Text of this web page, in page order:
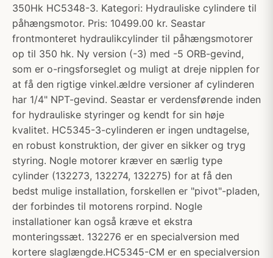
350Hk HC5348-3. Kategori: Hydrauliske cylindere til
påhængsmotor. Pris: 10499.00 kr. Seastar
frontmonteret hydraulikcylinder til påhængsmotorer
op til 350 hk. Ny version (-3) med -5 ORB-gevind,
som er o-ringsforseglet og muligt at dreje nipplen for
at få den rigtige vinkel.ældre versioner af cylinderen
har 1/4" NPT-gevind. Seastar er verdensførende inden
for hydrauliske styringer og kendt for sin høje
kvalitet. HC5345-3-cylinderen er ingen undtagelse,
en robust konstruktion, der giver en sikker og tryg
styring. Nogle motorer kræver en særlig type
cylinder (132273, 132274, 132275) for at få den
bedst mulige installation, forskellen er "pivot"-pladen,
der forbindes til motorens rorpind. Nogle
installationer kan også kræve et ekstra
monteringssæt. 132276 er en specialversion med
kortere slaglængde.HC5345-CM er en specialversion